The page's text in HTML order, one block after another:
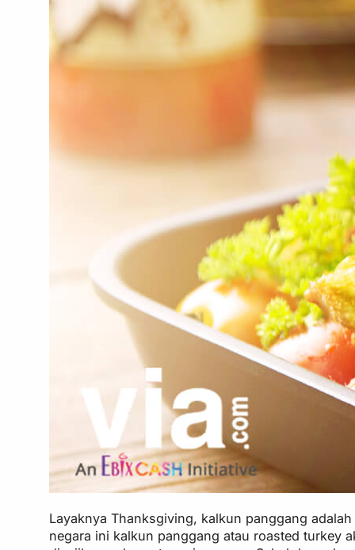
Layaknya Thanksgiving, kalkun panggang
negara ini kalkun panggang atau roasted turkey